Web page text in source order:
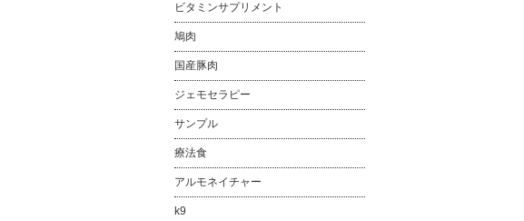
ビタミンサプリメント
鳩肉
国産豚肉
ジェモセラピー
サンプル
療法食
アルモネイチャー
k9